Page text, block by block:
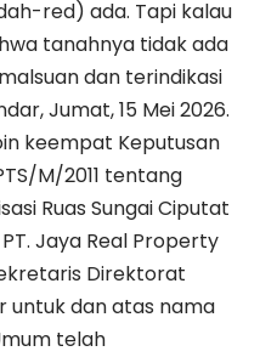
red) ada. Tapi kalau
tanahnya tidak ada
dan terindikasi
Jumat, 15 Mei 2026.
keempat Keputusan
M/2011 tentang
Ruas Sungai Ciputat
Jaya Real Property
Direktorat
untuk dan atas nama
telah